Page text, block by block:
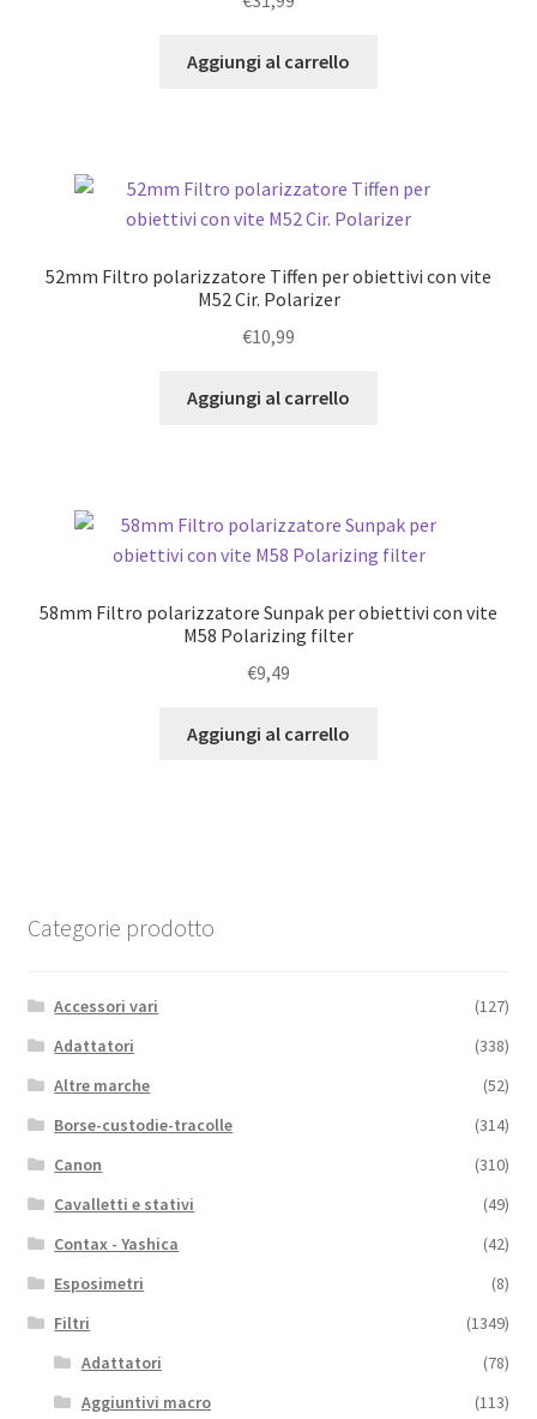
Aggiungi al carrello
52mm Filtro polarizzatore Tiffen per obiettivi con vite
M52 Cir. Polarizer
€10,99
Aggiungi al carrello
58mm Filtro polarizzatore Sunpak per obiettivi con vite
M58 Polarizing filter
€9,49
Aggiungi al carrello
Categorie prodotto
Accessori vari
(127)
Adattatori
(338)
Altre marche
(52)
Borse-custodie-tracolle
(314)
Canon
(310)
Cavalletti e stativi
(49)
Contax - Yashica
(42)
Esposimetri
(8)
Filtri
(1349)
Adattatori
(78)
Aggiuntivi macro
(113)